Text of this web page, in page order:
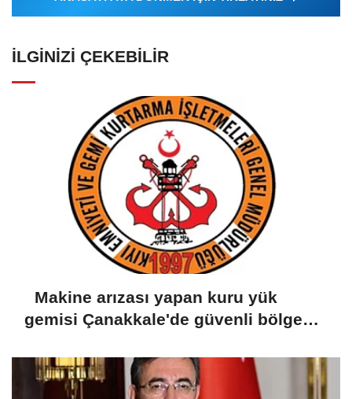
İLGINIZI ÇEKEBILIR
Makine arızası yapan kuru yük
gemisi Çanakkale'de güvenli bölgeye